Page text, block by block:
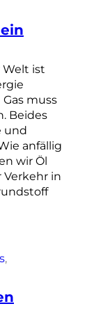
ist
muss
Beides
und
anfällig
wir Öl
Verkehr in